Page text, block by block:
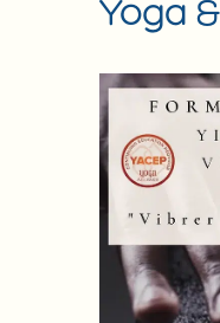
Yoga